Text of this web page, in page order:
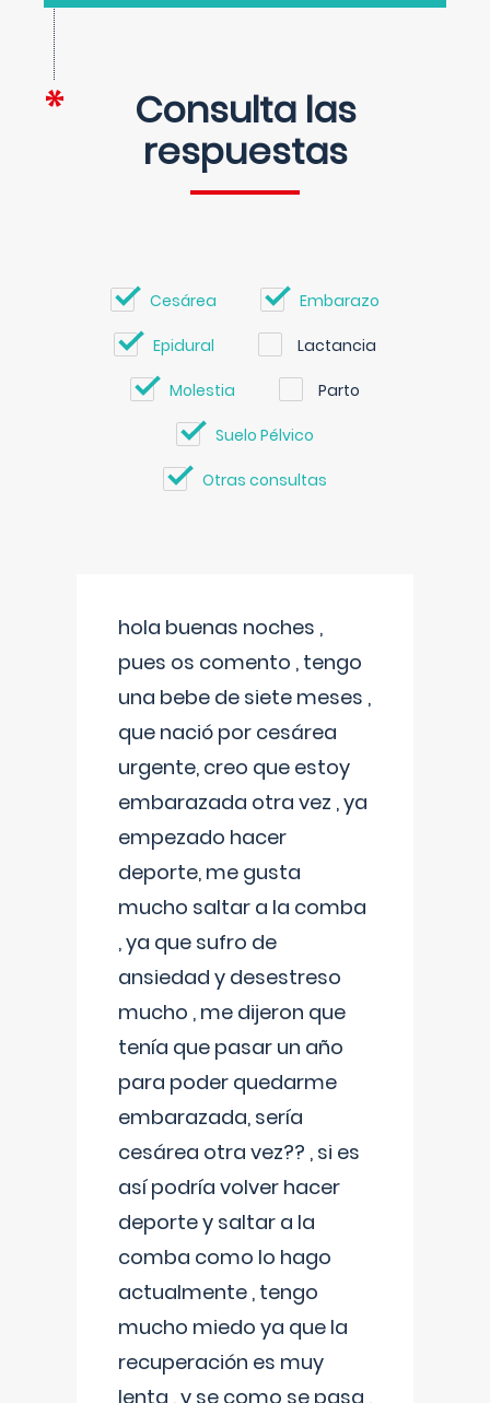
Consulta las
respuestas
Cesárea Embarazo
Epidural Lactancia
Molestia Parto
Suelo Pélvico
Otras consultas
hola buenas noches ,
pues os comento , tengo
una bebe de siete meses ,
que nació por cesárea
urgente, creo que estoy
embarazada otra vez , ya
empezado hacer
deporte, me gusta
mucho saltar a la comba
, ya que sufro de
ansiedad y desestreso
mucho , me dijeron que
tenía que pasar un año
para poder quedarme
embarazada, sería
cesárea otra vez?? , si es
así podría volver hacer
deporte y saltar a la
comba como lo hago
actualmente , tengo
mucho miedo ya que la
recuperación es muy
lenta , y se como se pasa ,